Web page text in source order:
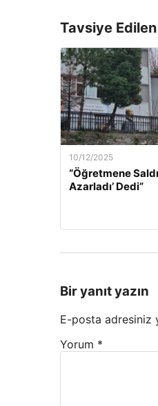
Tavsiye
10/12/2025
“Öğretmene
Azarladı’ Dedi”
Bir yanıt yazın
E-posta adresiniz
Yorum *